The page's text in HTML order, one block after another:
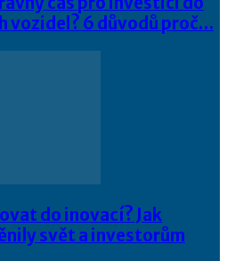
vozidel? 6 důvodů proč…
do inovací? Jak
svět a investorům